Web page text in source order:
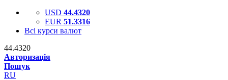
USD 44.4320
EUR 51.3316
Всі курси валют
44.4320
Авторизація
Пошук
RU